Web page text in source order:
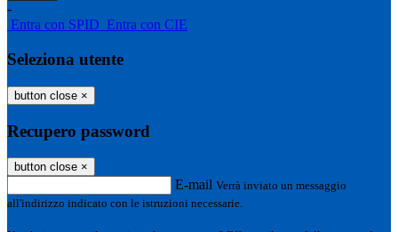
-
Entra con SPID Entra con CIE
Seleziona utente
button close ×
Recupero password
button close ×
E-mail Verrà inviato un messaggio
all'indirizzo indicato con le istruzioni necessarie.